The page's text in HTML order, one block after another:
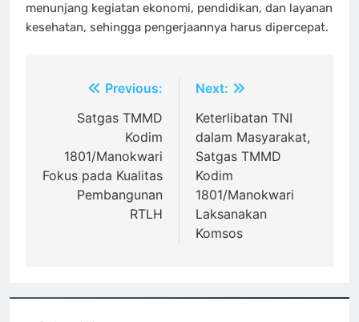
menunjang kegiatan ekonomi, pendidikan, dan layanan
kesehatan, sehingga pengerjaannya harus dipercepat.
NavigasiPrevious:
Satgas TMMD
Kodim
1801/Manokwari
Fokus pada Kualitas
Pembangunan
RTLH
Next:
Keterlibatan TNI
dalam Masyarakat,
Satgas TMMD
Kodim
1801/Manokwari
Laksanakan
Komsos